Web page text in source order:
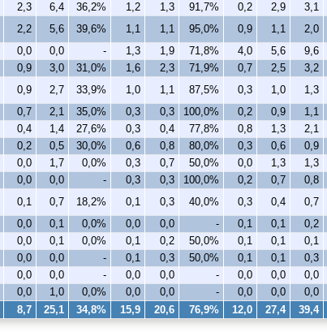
2,3 6,4 36,2% 1,2 1,3 91,7% 0,2 2,9 3,1
2,2 5,6 39,6% 1,1 1,1 95,0% 0,9 1,1 2,0
0,0 0,0 - 1,3 1,9 71,8% 4,0 5,6 9,6
0,9 3,0 31,0% 1,6 2,3 71,9% 0,7 2,5 3,2
0,9 2,7 33,9% 1,0 1,1 87,5% 0,3 1,0 1,3
0,7 2,1 35,0% 0,3 0,3 100,0% 0,2 0,9 1,1
0,4 1,4 27,6% 0,3 0,4 77,8% 0,8 1,3 2,1
0,2 0,5 30,0% 0,6 0,8 80,0% 0,3 0,6 0,9
0,0 1,7 0,0% 0,3 0,7 50,0% 0,0 1,3 1,3
0,0 0,0 - 0,3 0,3 100,0% 0,2 0,7 0,8
0,1 0,7 18,2% 0,1 0,3 40,0% 0,3 0,4 0,7
0,0 0,1 0,0% 0,0 0,0 - 0,1 0,1 0,2
0,0 0,1 0,0% 0,1 0,2 50,0% 0,1 0,1 0,1
0,0 0,0 - 0,1 0,3 50,0% 0,1 0,1 0,3
0,0 0,0 - 0,0 0,0 - 0,0 0,0 0,0
0,0 1,0 0,0% 0,0 0,0 - 0,0 0,0 0,0
8,7 25,1 34,8% 15,9 20,6 76,9% 12,0 27,4 39,4